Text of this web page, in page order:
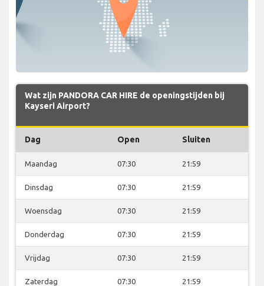
Wat zijn PANDORA CAR HIRE de openingstijden bij
Kayseri Airport?
Dag Open Sluiten
Maandag 07:30 21:59
Dinsdag 07:30 21:59
Woensdag 07:30 21:59
Donderdag 07:30 21:59
Vrijdag 07:30 21:59
Zaterdag 07:30 21:59